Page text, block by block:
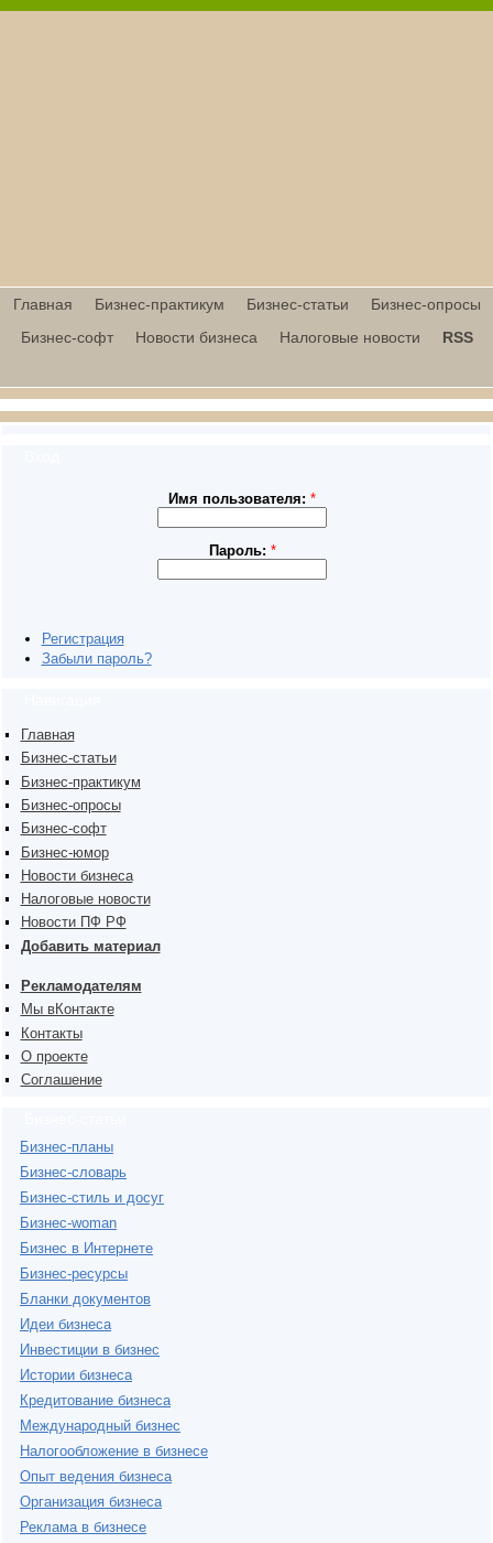
Главная Бизнес-практикум Бизнес-статьи
Бизнес-опросы
Бизнес-софт
Новости бизнеса Налоговые новости RSS
Имя пользователя:*
Пароль: *
Регистрация
Забыли пароль?
Главная
Бизнес-статьи
Бизнес-практикум
Бизнес-опросы
Бизнес-софт
Бизнес-юмор
Новости бизнеса
Налоговые новости
Новости ПФ РФ
Добавить материал
Рекламодателям
Мы вКонтакте
Контакты
О проекте
Соглашение
Бизнес-планы
Бизнес-словарь
Бизнес-стиль и досуг
Бизнес-woman
Бизнес в Интернете
Бизнес-ресурсы
Бланки документов
Идеи бизнеса
Инвестиции в бизнес
Истории бизнеса
Кредитование бизнеса
Международный бизнес
Налогообложение в бизнесе
Опыт ведения бизнеса
Организация бизнеса
Реклама в бизнесе